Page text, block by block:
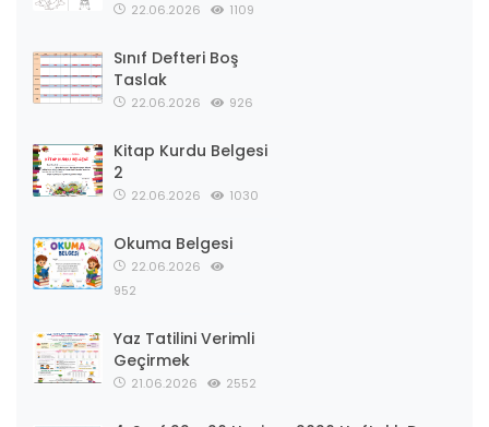
22.06.2026 1109
Sınıf Defteri Boş
Taslak
22.06.2026 926
Kitap Kurdu Belgesi
2
22.06.2026 1030
Okuma Belgesi
22.06.2026
952
Yaz Tatilini Verimli
Geçirmek
21.06.2026 2552